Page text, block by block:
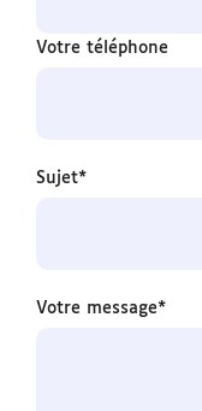
Votre téléphone
Sujet*
Votre message*